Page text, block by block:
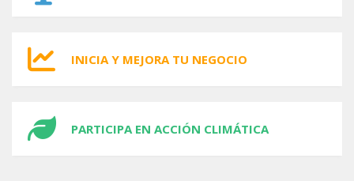
INICIA Y MEJORA TU NEGOCIO
PARTICIPA EN ACCIÓN CLIMÁTICA